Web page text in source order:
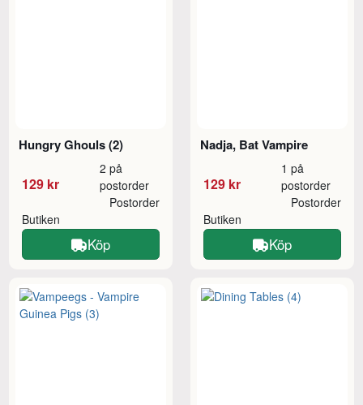
Hungry Ghouls (2)
129 kr
2 på
postorder
Butiken
Postorder
Köp
Nadja, Bat Vampire
129 kr
1 på
postorder
Butiken
Postorder
Köp